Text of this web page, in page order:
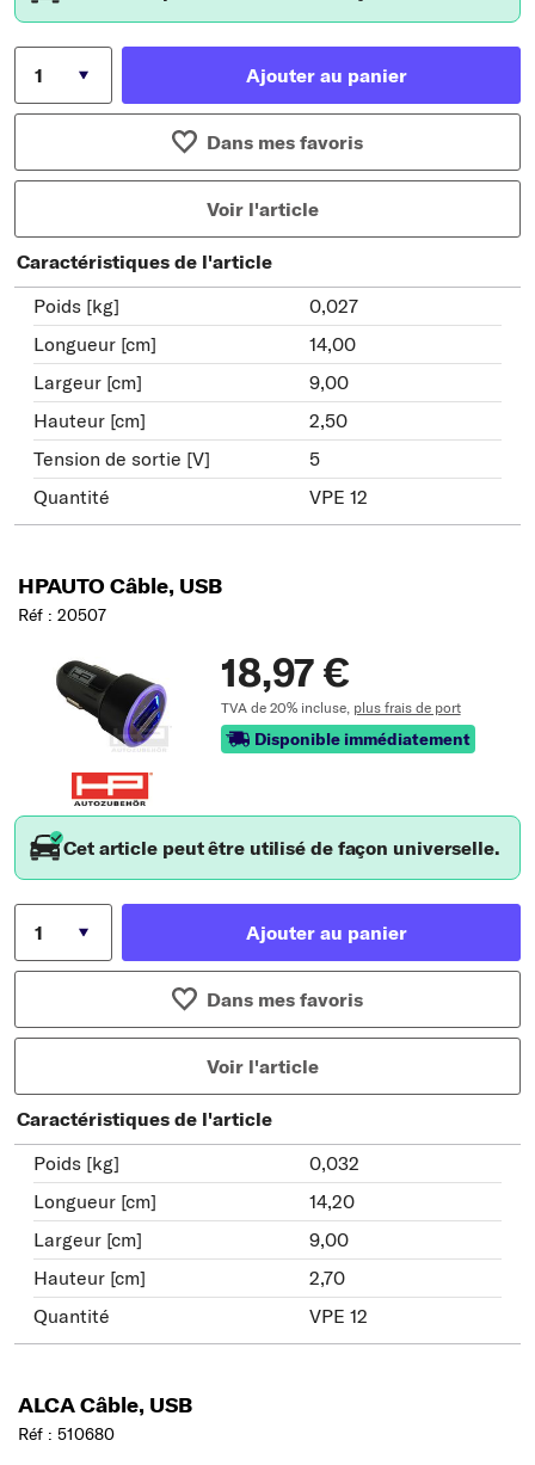
Ajouter au panier
Dans mes favoris
Voir l'article
Caractéristiques de l'article
Poids [kg]
0,027
Longueur [cm]
14,00
Largeur [cm]
9,00
Hauteur [cm]
2,50
Tension de sortie [V]
5
Quantité
VPE 12
HPAUTO Câble, USB
Réf : 20507
18,97 €
TVA de 20% incluse, plus frais de port
Disponible immédiatement
Cet article peut être utilisé de façon universelle.
Ajouter au panier
Dans mes favoris
Voir l'article
Caractéristiques de l'article
Poids [kg]
0,032
Longueur [cm]
14,20
Largeur [cm]
9,00
Hauteur [cm]
2,70
Quantité
VPE 12
ALCA Câble, USB
Réf : 510680